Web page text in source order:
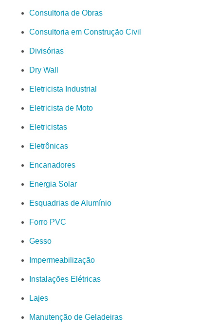
Consultoria de Obras
Consultoria em Construção Civil
Divisórias
Dry Wall
Eletricista Industrial
Eletricista de Moto
Eletricistas
Eletrônicas
Encanadores
Energia Solar
Esquadrias de Alumínio
Forro PVC
Gesso
Impermeabilização
Instalações Elétricas
Lajes
Manutenção de Geladeiras